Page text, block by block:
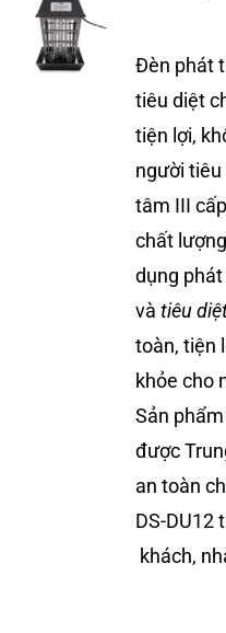
Liên hệ
Đèn phát
tiêu diệt
tiện lợi,
người tiêu
tâm III
chất
dụng
vàtiêu
toàn, tiện
khỏe cho
Sản
được
an toàn
DS-DU12
khách,